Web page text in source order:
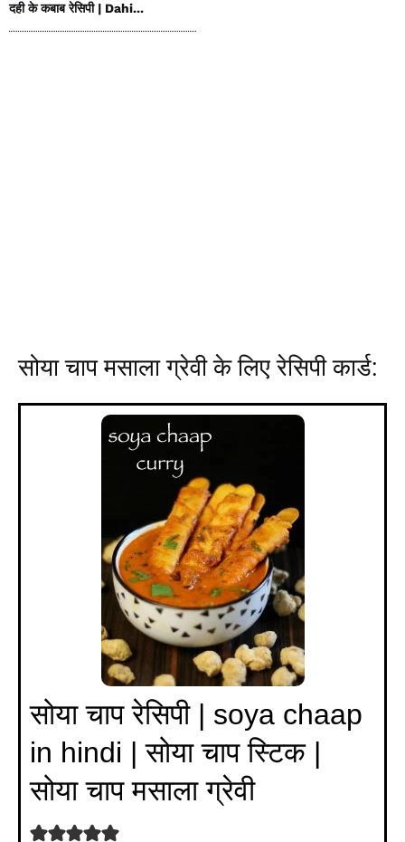
दही के कबाब रेसिपी | Dahi...
सोया चाप मसाला ग्रेवी के लिए रेसिपी कार्ड:
सोया चाप रेसिपी | soya chaap
in hindi | सोया चाप स्टिक |
सोया चाप मसाला ग्रेवी